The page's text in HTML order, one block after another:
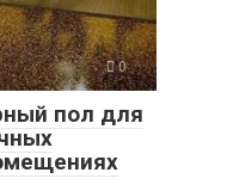
0
пол для